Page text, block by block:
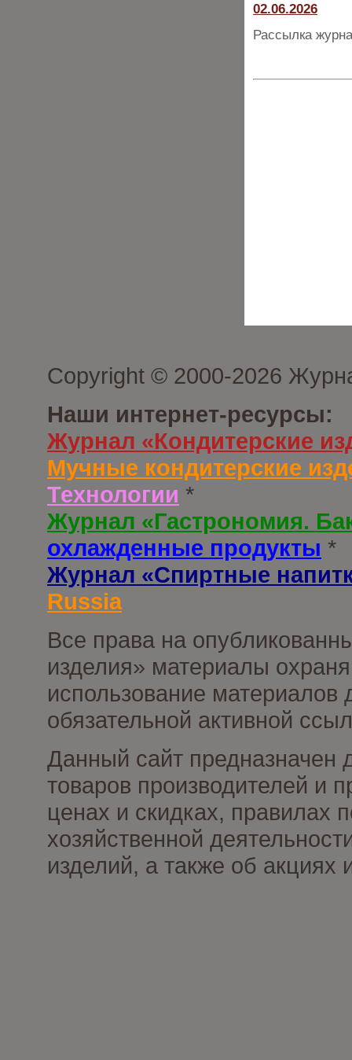
02.06.2026
Рассылка
Copyright © 2000-2026
Наши интернет-ресурсы:
Журнал «Кондитерские
Мучные кондитерские
Технологии *
Журнал «Гастрономия.
охлажденные продукты *
Журнал «Спиртные
Russia
Все права на
изделия» материалы
использование материалов
обязательной активной
Данный сайт предназначен
товаров производителей и
ценах и скидках, правилах
хозяйственной
изделий, а также об